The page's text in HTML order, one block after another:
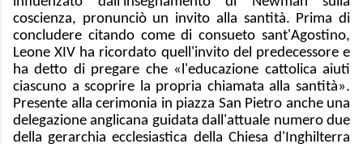
coscienza, pronunciò un invito alla santità. Prima di
concludere citando come di consueto sant'Agostino,
Leone XIV ha ricordato quell'invito del predecessore e
ha detto di pregare che «l'educazione cattolica aiuti
ciascuno a scoprire la propria chiamata alla santità».
Presente alla cerimonia in piazza San Pietro anche una
delegazione anglicana guidata dall'attuale numero due
della gerarchia ecclesiastica della Chiesa d'Inghilterra